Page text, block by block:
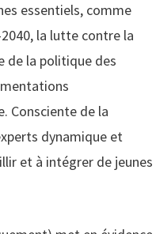
essentiels, comme
la lutte contre la
de la politique des
Consciente de la
dynamique et
et à intégrer de jeunes